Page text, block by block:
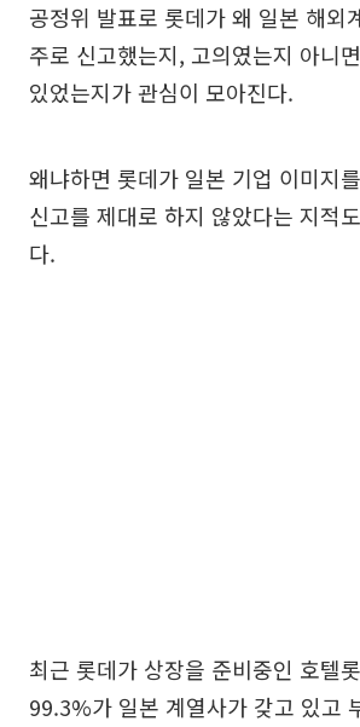
공정위 발표로 롯데가 왜 일본 해외
주로 신고했는지, 고의였는지 아니
있었는지가 관심이 모아진다.
왜냐하면 롯데가 일본 기업 이미지
신고를 제대로 하지 않았다는 지적
다.
최근 롯데가 상장을 준비중인 호텔
99.3%가 일본 계열사가 갖고 있고